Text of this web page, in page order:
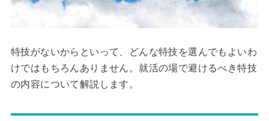
特技がないからといって、どんな特技を選んでもよいわ
けではもちろんありません。就活の場で避けるべき特技
の内容について解説します。